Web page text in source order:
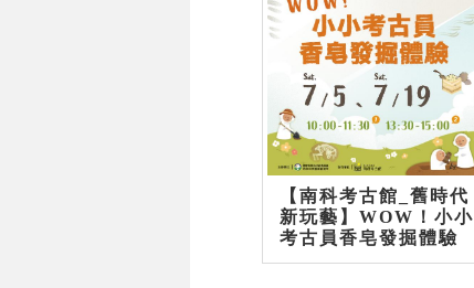
【南科考古館_舊時代
新玩藝】WOW！小小
考古員香皂發掘體驗